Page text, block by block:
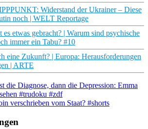
Widerstand der Ukrainer – Diese
noch | WELT Reportage
etwas gebracht? | Warum sind psychische
immer ein Tabu? #10
eine Zukunft? | Europa: Herausforderungen
| ARTE
die Diagnose, dann die Depression: Emma
#trudoku #zdf
verschrieben vom Staat? #shorts